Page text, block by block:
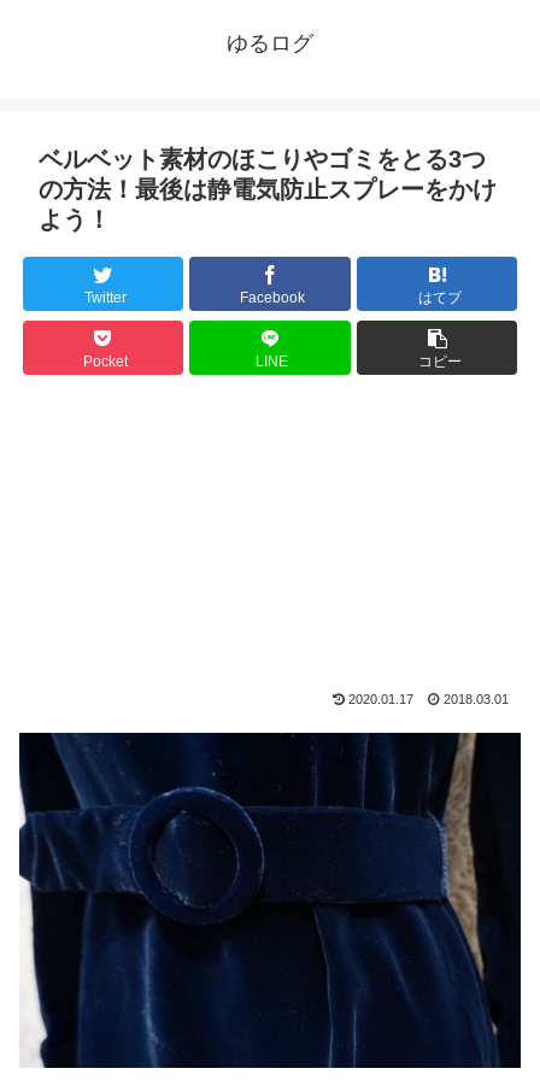
ゆるログ
ベルベット素材のほこりやゴミをとる3つ
の方法！最後は静電気防止スプレーをかけ
よう！
Twitter Facebook はてブ
Pocket LINE コピー
2020.01.17 2018.03.01